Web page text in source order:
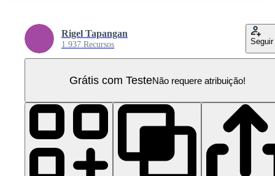
Rigel Tapangan
1.937 Recursos Seguir
Grátis com TesteNão requere atribuição!